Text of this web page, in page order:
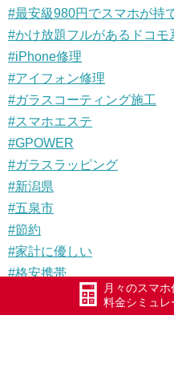
#最安級980円でスマホが持
#かけ放題フルがあるドコモ
#iPhone修理
#アイフォン修理
#ガラスコーティング施工
#スマホエステ
#GPOWER
#ガラスラッピング
#新潟県
#五泉市
#節約
#家計に優しい
#格安携帯
#格安SIMかけ放題フル
月々のスマ
料金シミュレ